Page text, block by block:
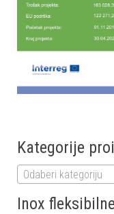
Kategorije
Odaberi kategoriju
Inox